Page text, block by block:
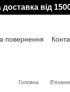
від
повернення
Головна